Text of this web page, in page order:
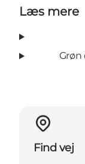
Læs mere
Grøn
Find vej